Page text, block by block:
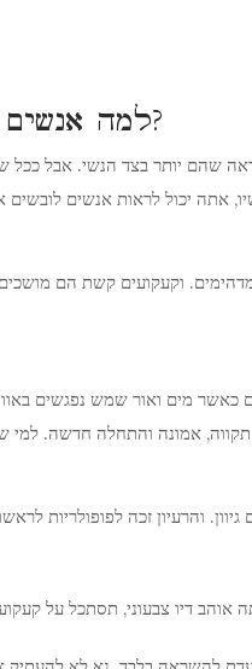
למה אנשים עושים קעקועים בקשת בענן?
שהם יותר בצד הנשי. אבל
וקעקועים קשת הם
מים ואור שמש נפגשים
והרעיון זכה לפופולריות